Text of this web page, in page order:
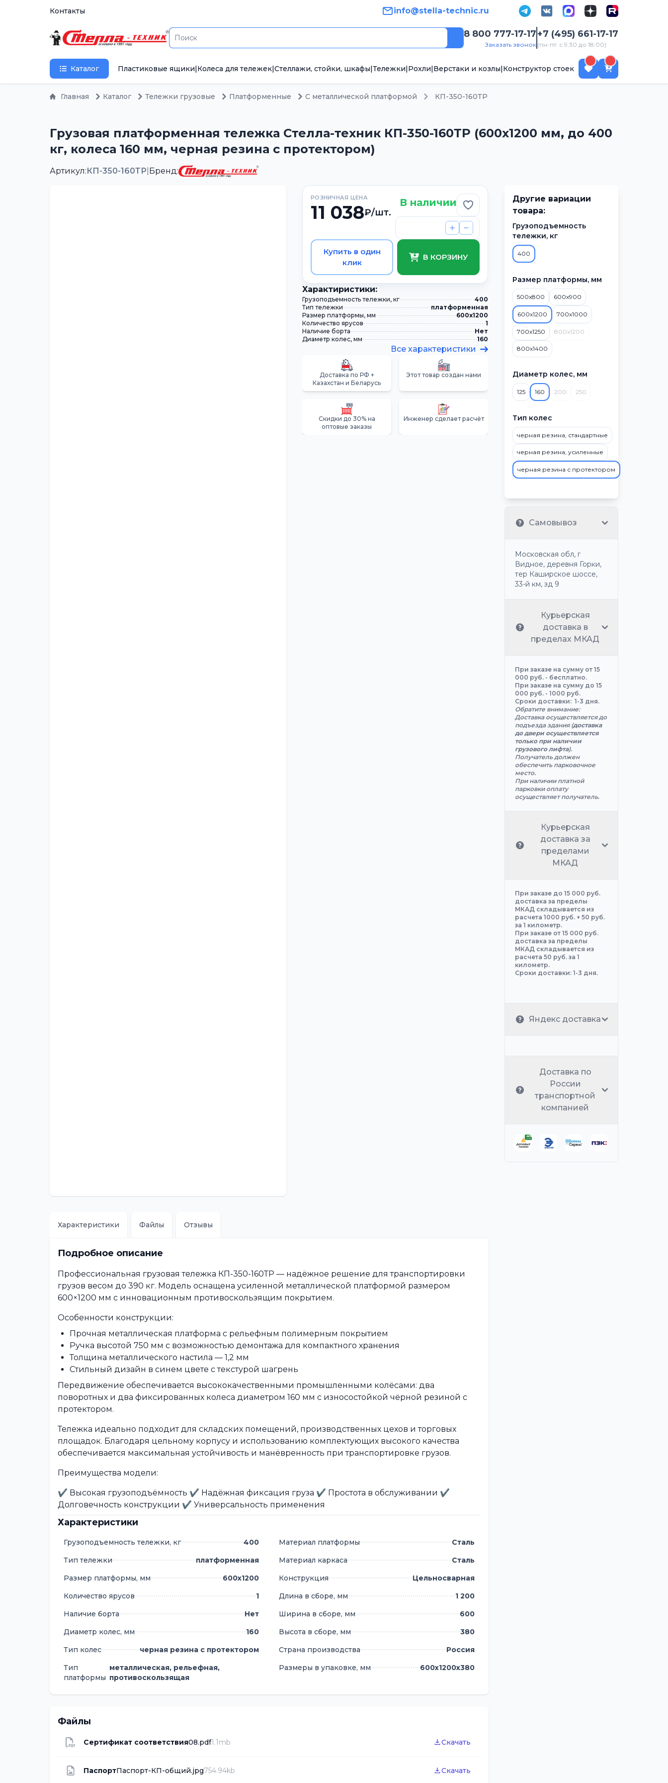
Контакты info@stella-technic.ru
8 800 777-17-17
Заказать звонок
+7 (495) 661-17-17
(пн-пт: с 9:30 до 18:00)
Каталог Пластиковые ящики|Колеса для тележек|Стеллажи, стойки, шкафы|Тележки|Рохли|Верстаки и козлы|Конструктор стоек
Главная Каталог Тележки грузовые Платформенные С металлической платформой КП-350-160ТР
Грузовая платформенная тележка Стелла-техник КП-350-160ТР (600х1200 мм, до 400
кг, колеса 160 мм, черная резина с протектором)
Артикул:КП-350-160ТР Бренд:
РОЗНИЧНАЯ ЦЕНА
11 038₽/шт.
В наличии Добавить в избранное
Купить в один
клик
В КОРЗИНУ
Xарактиристики:
Грузоподъемность тележки, кг
400
Тип тележки
платформенная
Размер платформы, мм
600х1200
Количество ярусов
1
Наличие борта
Нет
Диаметр колес, мм
160
Все характеристики
Доставка по РФ +
Казахстан и Беларусь
Этот товар создан нами
Скидки до 30% на
оптовые заказы
Инженер сделает расчёт
Характеристики Файлы Отзывы
Подробное описание
Профессиональная грузовая тележка КП-350-160ТР — надёжное решение для транспортировки
грузов весом до 390 кг. Модель оснащена усиленной металлической платформой размером
600×1200 мм с инновационным противоскользящим покрытием.
Особенности конструкции:
Прочная металлическая платформа с рельефным полимерным покрытием
Ручка высотой 750 мм с возможностью демонтажа для компактного хранения
Толщина металлического настила — 1,2 мм
Стильный дизайн в синем цвете с текстурой шагрень
Передвижение обеспечивается высококачественными промышленными колёсами: два
поворотных и два фиксированных колеса диаметром 160 мм с износостойкой чёрной резиной с
протектором.
Тележка идеально подходит для складских помещений, производственных цехов и торговых
площадок. Благодаря цельному корпусу и использованию комплектующих высокого качества
обеспечивается максимальная устойчивость и манёвренность при транспортировке грузов.
Преимущества модели:
✔ Высокая грузоподъёмность ✔ Надёжная фиксация груза ✔ Простота в обслуживании ✔
Долговечность конструкции ✔ Универсальность применения
Характеристики
Грузоподъемность тележки, кг
400
Тип тележки
платформенная
Размер платформы, мм
600х1200
Количество ярусов
1
Наличие борта
Нет
Диаметр колес, мм
160
Тип колес
черная резина с протектором
Тип
платформы
металлическая, рельефная,
противоскользящая
Материал платформы
Сталь
Материал каркаса
Сталь
Конструкция
Цельносварная
Длина в сборе, мм
1 200
Ширина в сборе, мм
600
Высота в сборе, мм
380
Страна производства
Россия
Размеры в упаковке, мм
600х1200х380
Файлы
Сертификат соответствия08.pdf1.1mb Скачать
ПаспортПаспорт-КП-общий.jpg754.94kb Скачать
Другие вариации
товара:
Грузоподъемность
тележки, кг
400
Размер платформы, мм
500х800 600х900
600х1200 700х1000
700х1250 800х1200
800х1400
Диаметр колес, мм
125 160 200 250
Тип колес
черная резина, стандартные
черная резина, усиленные
черная резина с протектором
Самовывоз
Московская обл, г
Видное, деревня Горки,
тер Каширское шоссе,
33-й км, зд 9
Курьерская
доставка в
пределах МКАД
При заказе на сумму от 15
000 руб. - бесплатно.
При заказе на сумму до 15
000 руб. - 1000 руб.
Сроки доставки: 1-3 дня.
Обратите внимание:
Доставка осуществляется до
подъезда здания (доставка
до двери осуществляется
только при наличии
грузового лифта).
Получатель должен
обеспечить парковочное
место.
При наличии платной
парковки оплату
осуществляет получатель.
Курьерская
доставка за
пределами
МКАД
При заказе до 15 000 руб.
доставка за пределы
МКАД складывается из
расчета 1000 руб. + 50 руб.
за 1 километр.
При заказе от 15 000 руб.
доставка за пределы
МКАД складывается из
расчета 50 руб. за 1
километр.
Сроки доставки: 1-3 дня.
Яндекс доставка
Доставка по
России
транспортной
компанией